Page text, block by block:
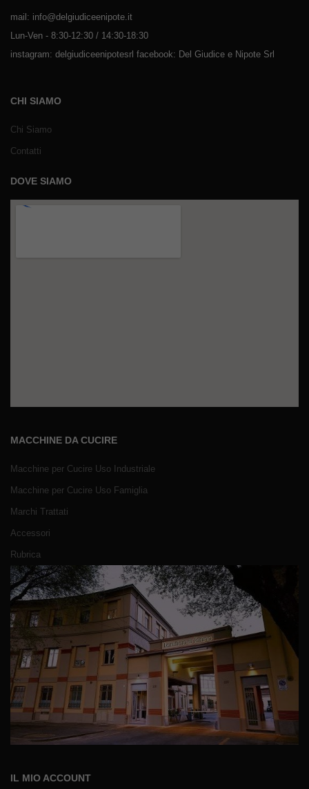
mail: info@delgiudiceenipote.it
Lun-Ven - 8:30-12:30 / 14:30-18:30
instagram: delgiudiceenipotesrl facebook: Del Giudice e Nipote Srl
CHI SIAMO
Chi Siamo
Contatti
DOVE SIAMO
MACCHINE DA CUCIRE
Macchine per Cucire Uso Industriale
Macchine per Cucire Uso Famiglia
Marchi Trattati
Accessori
Rubrica
IL MIO ACCOUNT